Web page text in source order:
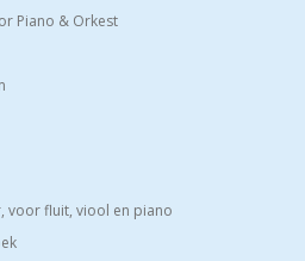
Piano & Orkest
voor fluit, viool en piano